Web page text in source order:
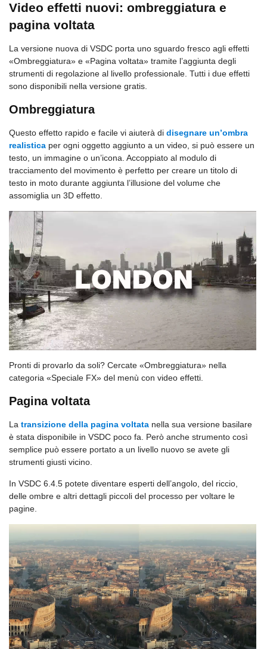
Video effetti nuovi: ombreggiatura e
pagina voltata
La versione nuova di VSDC porta uno sguardo fresco agli effetti
«Ombreggiatura» e «Pagina voltata» tramite l’aggiunta degli
strumenti di regolazione al livello professionale. Tutti i due effetti
sono disponibili nella versione gratis.
Ombreggiatura
Questo effetto rapido e facile vi aiuterà di disegnare un’ombra
realistica per ogni oggetto aggiunto a un video, si può essere un
testo, un immagine o un’icona. Accoppiato al modulo di
tracciamento del movimento è perfetto per creare un titolo di
testo in moto durante aggiunta l’illusione del volume che
assomiglia un 3D effetto.
Pronti di provarlo da soli? Cercate «Ombreggiatura» nella
categoria «Speciale FX» del menù con video effetti.
Pagina voltata
La transizione della pagina voltata nella sua versione basilare
è stata disponibile in VSDC poco fa. Però anche strumento così
semplice può essere portato a un livello nuovo se avete gli
strumenti giusti vicino.
In VSDC 6.4.5 potete diventare esperti dell’angolo, del riccio,
delle ombre e altri dettagli piccoli del processo per voltare le
pagine.